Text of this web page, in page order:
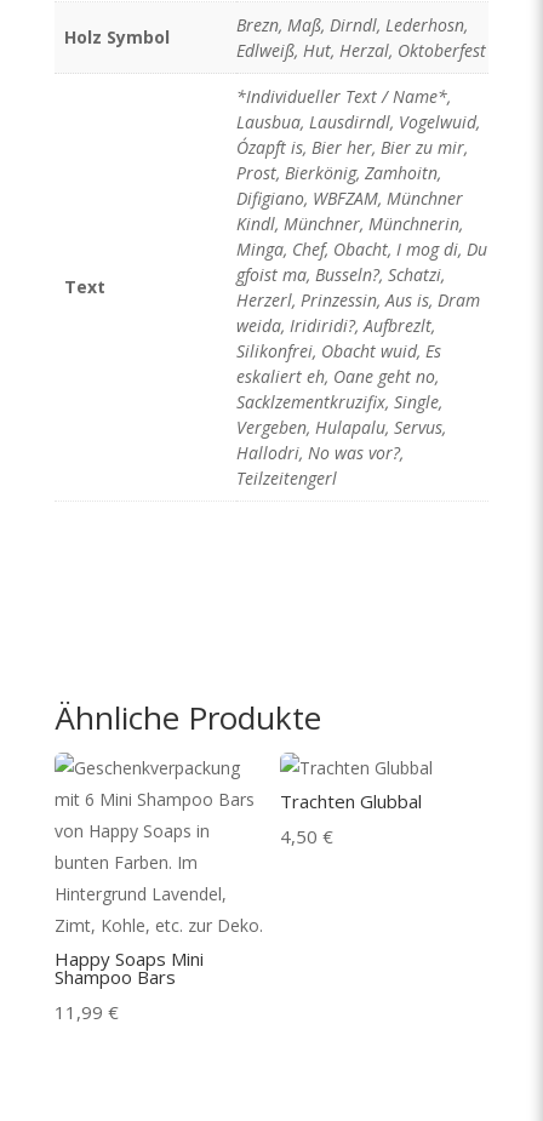
Holz Symbol
Brezn, Maß, Dirndl, Lederhosn,
Edlweiß, Hut, Herzal, Oktoberfest
Text
*Individueller Text / Name*,
Lausbua, Lausdirndl, Vogelwuid,
O´zapft is, Bier her, Bier zu mir,
Prost, Bierkönig, Zamhoitn,
Difigiano, WBFZAM, Münchner
Kindl, Münchner, Münchnerin,
Minga, Chef, Obacht, I mog di, Du
gfoist ma, Busseln?, Schatzi,
Herzerl, Prinzessin, Aus is, Dram
weida, Iridiridi?, Aufbrezlt,
Silikonfrei, Obacht wuid, Es
eskaliert eh, Oane geht no,
Sacklzementkruzifix, Single,
Vergeben, Hulapalu, Servus,
Hallodri, No was vor?,
Teilzeitengerl
Ähnliche Produkte
Happy Soaps Mini
Shampoo Bars
11,99 €
Trachten Glubbal
4,50€